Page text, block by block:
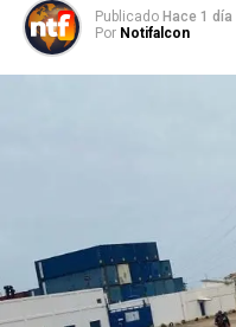
Publicado Hace 1 día
Por Notifalcon